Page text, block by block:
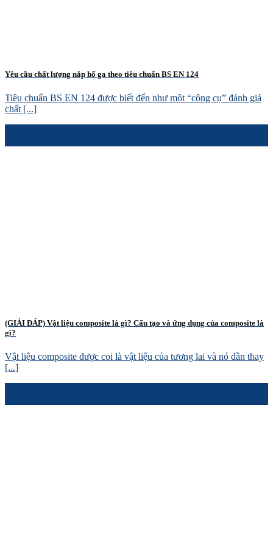
Yêu cầu chất lượng nắp hố ga theo tiêu chuẩn BS EN 124
Tiêu chuẩn BS EN 124 được biết đến như một “công cụ” đánh giá
chất [...]
(GIẢI ĐÁP) Vật liệu composite là gì? Cấu tạo và ứng dụng của composite là
gì?
Vật liệu composite được coi là vật liệu của tương lai và nó dần thay
[...]